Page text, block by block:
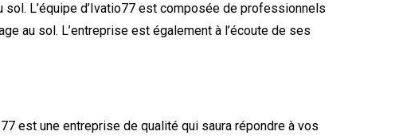
L’équipe d’Ivatio77 est composée de professionnels
au sol. L’entreprise est également à l’écoute de ses
est une entreprise de qualité qui saura répondre à vos